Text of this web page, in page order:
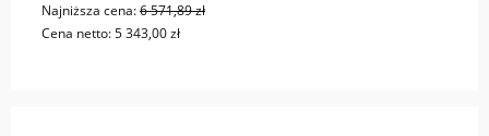
Najniższa cena:6 571,89 zł
Cena netto:5 343,00 zł